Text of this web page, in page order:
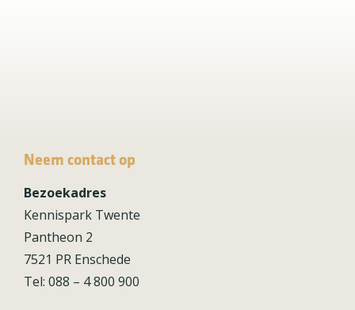
Neem contact op
Bezoekadres
Kennispark Twente
Pantheon 2
7521 PR Enschede
Tel: 088 – 4 800 900